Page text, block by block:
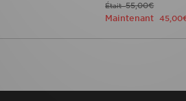
Était55,00€
Maintenant